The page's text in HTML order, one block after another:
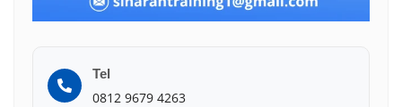
Tel
0812 9679 4263